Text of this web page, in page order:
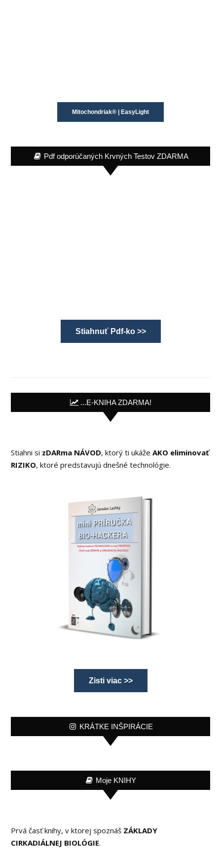
Mitochondriak® | EasyLight
Pdf odporúčaných Krvných Testov ZDARMA
Stiahnuť Pdf-ko >>
...E-KNIHA ZDARMA!
Stiahni si zDARma NÁVOD, ktorý ti ukážeAKO eliminovať
RIZIKO, ktoré predstavujú dnešné technológie.
Zisti viac >>
KRÁTKE INŠPIRÁCIE
Moje KNIHY
Prvá časť knihy, v ktorej spoznáš ZÁKLADY
CIRKADIÁLNEJ BIOLÓGIE.